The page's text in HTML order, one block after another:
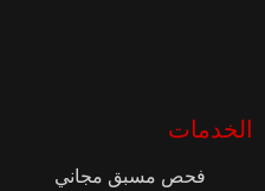
الخدمات
فحص مسبق مجاني